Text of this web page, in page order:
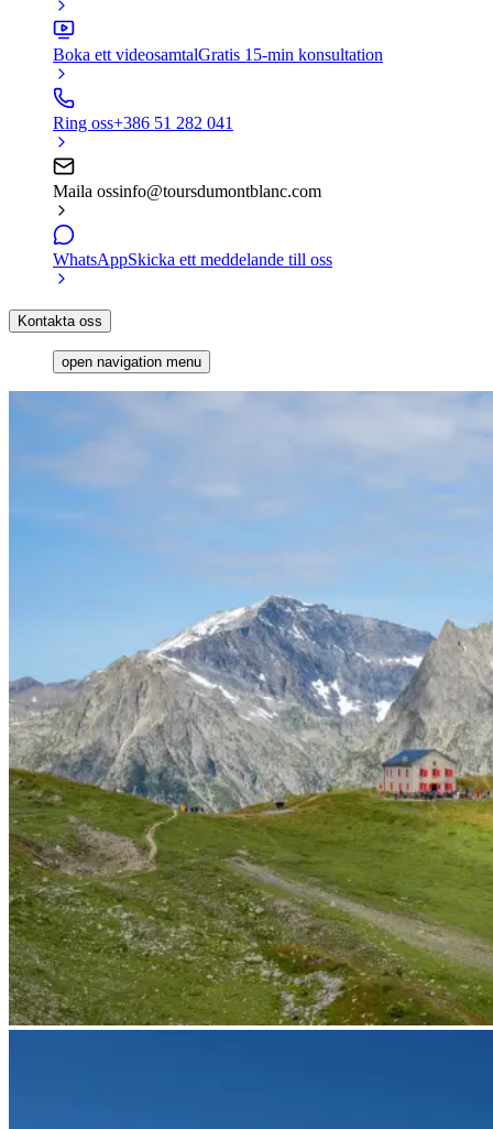
Boka ett videosamtalGratis 15-min konsultation
Ring oss+386 51 282 041
Maila ossinfo@toursdumontblanc.com
WhatsAppSkicka ett meddelande till oss
Kontakta oss
open navigation menu